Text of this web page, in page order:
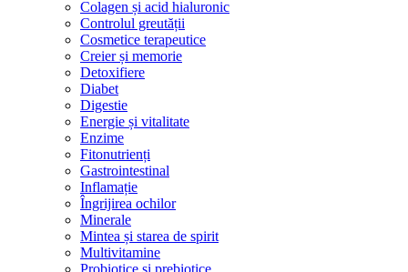
Colagen și acid hialuronic
Controlul greutății
Cosmetice terapeutice
Creier și memorie
Detoxifiere
Diabet
Digestie
Energie și vitalitate
Enzime
Fitonutrienți
Gastrointestinal
Inflamație
Îngrijirea ochilor
Minerale
Mintea și starea de spirit
Multivitamine